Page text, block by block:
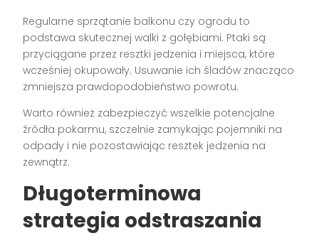
Regularne sprzątanie balkonu czy ogrodu to
podstawa skutecznej walki z gołębiami. Ptaki są
przyciągane przez resztki jedzenia i miejsca, które
wcześniej okupowały. Usuwanie ich śladów znacząco
zmniejsza prawdopodobieństwo powrotu.
Warto również zabezpieczyć wszelkie potencjalne
źródła pokarmu, szczelnie zamykając pojemniki na
odpady i nie pozostawiając resztek jedzenia na
zewnątrz.
Długoterminowa
strategia odstraszania